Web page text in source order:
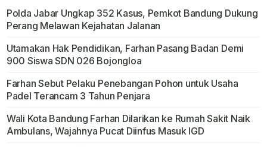
Polda Jabar Ungkap 352 Kasus, Pemkot Bandung Dukung
Perang Melawan Kejahatan Jalanan
Utamakan Hak Pendidikan, Farhan Pasang Badan Demi
900 Siswa SDN 026 Bojongloa
Farhan Sebut Pelaku Penebangan Pohon untuk Usaha
Padel Terancam 3 Tahun Penjara
Wali Kota Bandung Farhan Dilarikan ke Rumah Sakit Naik
Ambulans, Wajahnya Pucat Diinfus Masuk IGD